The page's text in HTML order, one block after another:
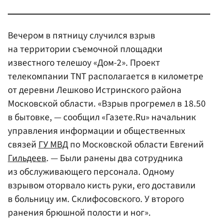
Вечером в пятницу случился взрыв
на территории съемочной площадки
известного телешоу «Дом-2». Проект
телекомпании TNT располагается в километре
от деревни Лешково Истринского района
Московской области. «Взрыв прогремел в 18.50
в бытовке, — сообщил «Газете.Ru» начальник
управления информации и общественных
связейГУ МВДпо Московской области Евгений
Гильдеев. — Были ранены два сотрудника
из обслуживающего персонала. Одному
взрывом оторвало кисть руки, его доставили
в больницу им. Склифосовского. У второго
ранения брюшной полости и ног».